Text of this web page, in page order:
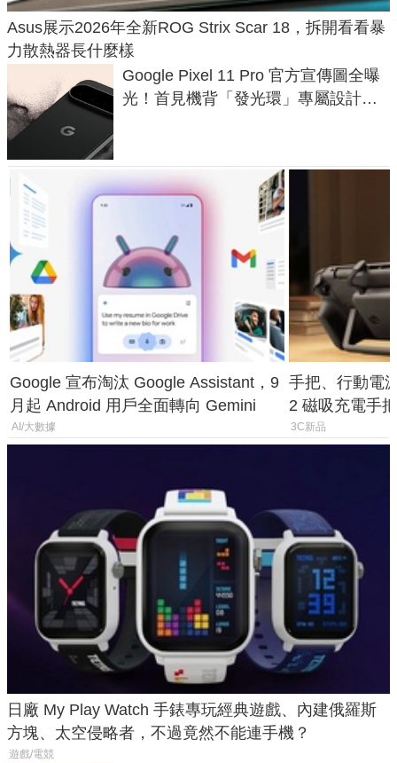
Asus展示2026年全新ROG Strix Scar 18，拆開看看暴
力散熱器長什麼樣
Google Pixel 11 Pro 官方宣傳圖全曝
光！首見機背「發光環」專屬設計、
Google 宣布淘汰 Google Assistant，9
月起 Android 用戶全面轉向 Gemini
AI/大數據
手把、行動電
2 磁吸充電手
倍
3C新品
日廠 My Play Watch 手錶專玩經典遊戲、內建俄羅斯
方塊、太空侵略者，不過竟然不能連手機？
遊戲/電競